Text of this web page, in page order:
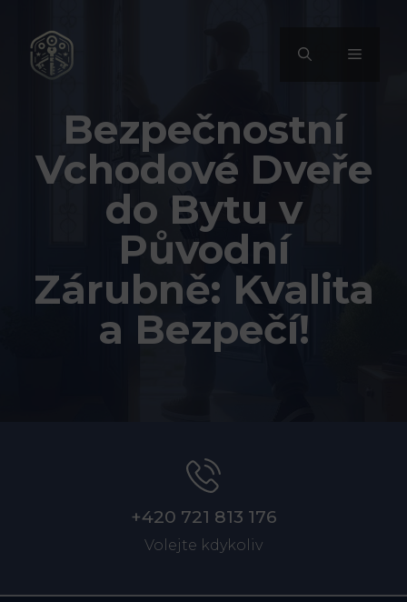
obsah
MENU
Bezpečnostní
Vchodové Dveře
do Bytu v
Původní
Zárubně: Kvalita
a Bezpečí!
+420 721 813 176
Volejte kdykoliv